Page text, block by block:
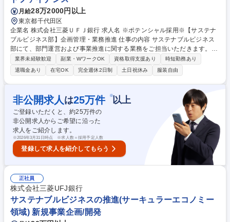
月給28万2000円以上
東京都千代田区
企業名 株式会社三菱ＵＦＪ銀行 求人名 ※ポテンシャル採用※【サステナ
ブルビジネス部】企画管理・業務推進 仕事の内容 サステナブルビジネス
部にて、部門運営および事業推進に関する業務をご担当いただきます。入
社後は、会議体運営、資料作成、データ集計、関係部署との調整などを通
じて、部門や事業への理解を深めていただきます。 その後は、適性やご経
験に応じて、業務改善や各種施策の企画・推進などの主担当業務をお任せ
する予定です。サステナブルビジネス部では、サステナブルファイナンス
の提供に加え、再生可能エネルギーやGX領域における事業開発・投資、
新たな市場の創出、企業の事業変革支援などにも取り組んでいます。社会
や産業の変革を後押しする最前線で、将来的には企画・推進業務の中核人
材として活躍いただくことを期待しています。 募集職種 ※ポテンシャル
採用※【サステナブルビジネス部】企画管理・業務推進
業界未経験歓迎 副業・WワークOK 資格取得支援あり
時短勤務あり
退職金あり
在宅OK 完全週休2日制 土日祝休み 服装自由
非公開求人 は25万件 ※以上
ご登録いただくと、約25万件の
非公開求人からご希望に沿った
求人をご紹介します。
※2026年3月31日時点 ※求人数＝採用予定人数
登録して求人を紹介してもらう
正社員
株式会社三菱UFJ銀行
サステナブルビジネスの推進(サーキュラーエコノミー
領域) 新規事業企画/開発